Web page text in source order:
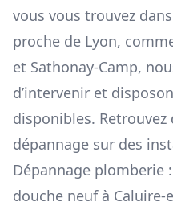
vous vous trouvez
proche de Lyon,
et Sathonay-Camp,
d’intervenir et
disponibles. Retrouvez
dépannage sur des
Dépannage plomberie
douche neuf à Caluire-